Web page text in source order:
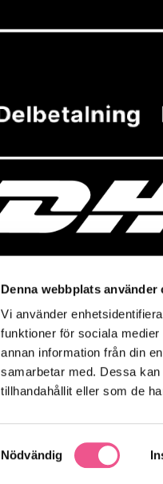
Denna webbplats använder
Vi använder
funktioner för sociala
annan information från din
samarbetar med. Dessa
tillhandahållit eller som de
Samtyckesval
Nödvändig
Om
Baresso
Om
Cookiepolicy
Smspolicy